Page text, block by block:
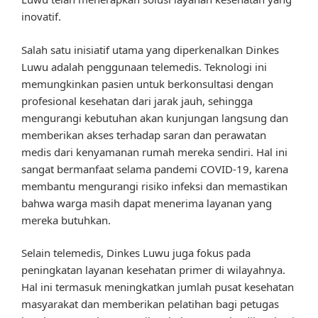
inovatif.
Salah satu inisiatif utama yang diperkenalkan Dinkes
Luwu adalah penggunaan telemedis. Teknologi ini
memungkinkan pasien untuk berkonsultasi dengan
profesional kesehatan dari jarak jauh, sehingga
mengurangi kebutuhan akan kunjungan langsung dan
memberikan akses terhadap saran dan perawatan
medis dari kenyamanan rumah mereka sendiri. Hal ini
sangat bermanfaat selama pandemi COVID-19, karena
membantu mengurangi risiko infeksi dan memastikan
bahwa warga masih dapat menerima layanan yang
mereka butuhkan.
Selain telemedis, Dinkes Luwu juga fokus pada
peningkatan layanan kesehatan primer di wilayahnya.
Hal ini termasuk meningkatkan jumlah pusat kesehatan
masyarakat dan memberikan pelatihan bagi petugas